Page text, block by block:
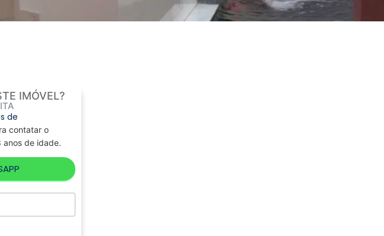
IMÓVEL?
de
contatar o
anos de idade.